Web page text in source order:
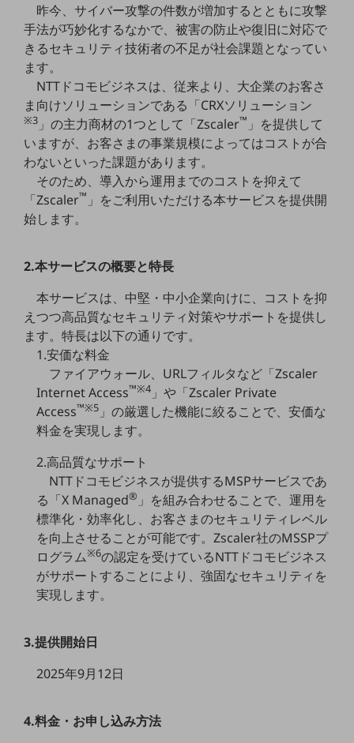
セキュリティ
データ利活用
運用管理
業務支援・マーケティング
災害対策・BCP
マーケティング
業務効率化
職場環境整備
地域共創・地方創生
セキュリティ対策
顧客体験（CX）改善
自動化・省電化
人材不足解消
業種・業態で探す
自治体
一次産業
昨今、サイバー攻撃の件数が増加するとともに攻撃
手法が巧妙化するなかで、被害の防止や復旧に対応で
きるセキュリティ技術者の不足が社会課題となってい
ます。
NTTドコモビジネスは、従来より、大企業のお客さ
ま向けソリューションである「CRXソリューション
※3 」の主力商材の1つとして「Zscaler™ 」を提供して
いますが、お客さまの事業規模によってはコストが合
わないといった課題があります。
そのため、導入から運用までのコストを抑えて
「Zscaler™ 」をご利用いただける本サービスを提供開
始します。
2.本サービスの概要と特長
本サービスは、中堅・中小企業向けに、コストを抑
えつつ高品質なセキュリティ対策やサポートを提供し
ます。特長は以下の通りです。
1.安価な料金
ファイアウォール、URLフィルタなど「Zscaler
Internet Access™※4 」や「Zscaler Private
Access™※5 」の厳選した機能に絞ることで、安価な
料金を実現します。
2.高品質なサポート
NTTドコモビジネスが提供するMSPサービスであ
る「X Managed® 」を組み合わせることで、運用を
標準化・効率化し、お客さまのセキュリティレベル
を向上させることが可能です。Zscaler社のMSSPプ
ログラム※6の認定を受けているNTTドコモビジネス
がサポートすることにより、強固なセキュリティを
実現します。
3.提供開始日
2025年9月12日
4.料金・お申し込み方法